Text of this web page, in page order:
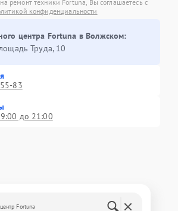
ремонт техники Fortuna, Вы соглашаетесь с
конфиденциальности
центра Fortuna в Волжском:
Труда, 10
83
до 21:00
Fortuna